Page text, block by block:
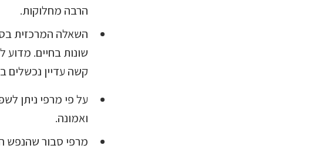
הרבה מחלוקות.
השאלה המרכזית
שונות בחיים.
קשה עדיין נכשלים
על פי מרפי ניתן
ואמונה.
מרפי סבור שהנפש